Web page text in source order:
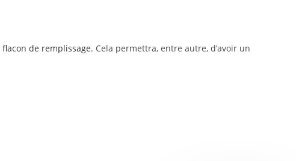
flacon de remplissage. Cela permettra, entre autre, d’avoir un